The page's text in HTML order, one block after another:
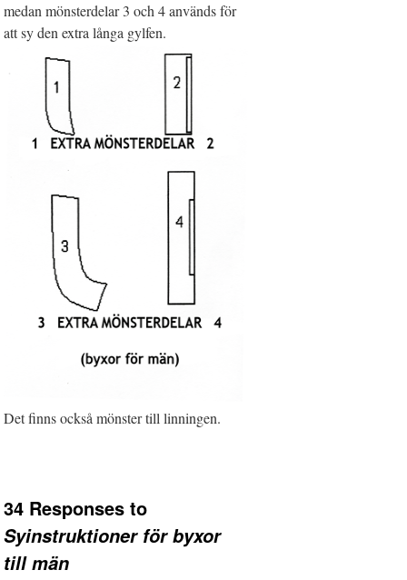
medan mönsterdelar 3 och 4 används för
att sy den extra långa gylfen.
Det finns också mönster till linningen.
34 Responses to
Syinstruktioner för byxor
till män